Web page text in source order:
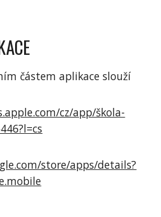
částem aplikace slouží
cz/app/škola-
store/apps/details?